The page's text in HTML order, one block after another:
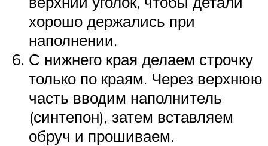
хорошо держались при
наполнении.
С нижнего края делаем строчку
только по краям. Через верхнюю
часть вводим наполнитель
(синтепон), затем вставляем
обруч и прошиваем.